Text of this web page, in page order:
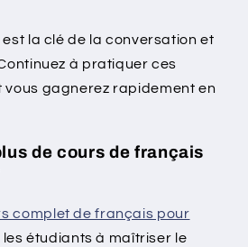
la clé de la conversation et
à pratiquer ces
vous gagnerez rapidement en
de cours de français
complet de français pour
les étudiants à maîtriser le